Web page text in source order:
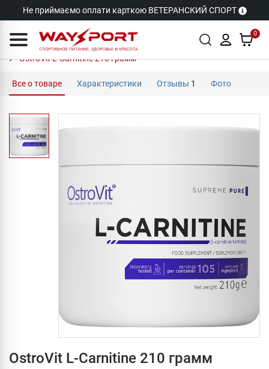
Не приймаємо оплати карткою ВЕТЕРАНСКИЙ СПОРТ
0
OstroVit L-Carnitine 210 грамм
Все о товаре Характеристики Отзывы 1 Фото
OstroVit L-Carnitine 210 грамм